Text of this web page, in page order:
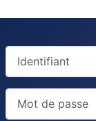
Identifiant
Mot de passe